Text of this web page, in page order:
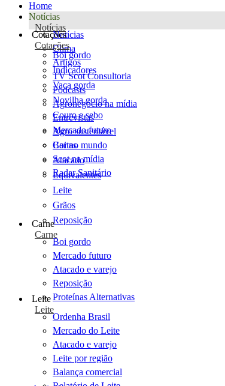
Home
Notícias
Notícias
Notícias
Clima
Artigos
TV Scot Consultoria
Podcasts
Agronegócio na mídia
Entrevistas
Agro sustentável
Cartas
Scot na mídia
Radar Sanitário
Cotações
Cotações
Boi gordo
Indicadores
Vaca gorda
Novilha gorda
Couro e sebo
Mercado futuro
Boi no mundo
Atacado
Equivalentes
Leite
Grãos
Reposição
Carne
Carne
Boi gordo
Mercado futuro
Atacado e varejo
Reposição
Proteínas Alternativas
Leite
Leite
Ordenha Brasil
Mercado do Leite
Atacado e varejo
Leite por região
Balança comercial